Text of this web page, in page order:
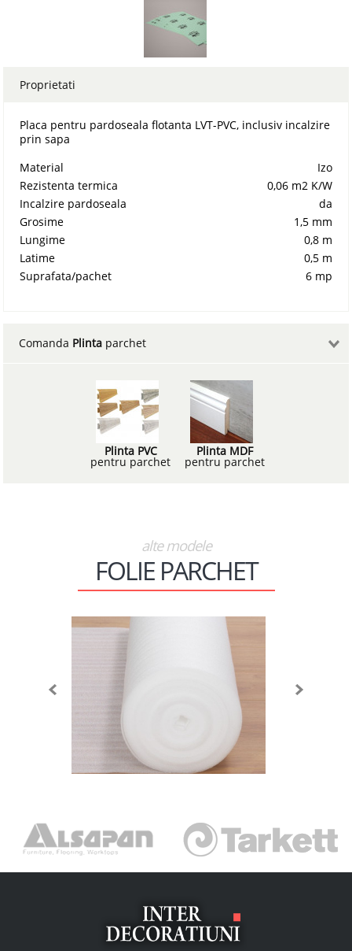
Proprietati
Placa pentru pardoseala flotanta LVT-PVC, inclusiv incalzire
prin sapa
Material
Izo
Rezistenta termica
0,06 m2 K/W
Incalzire pardoseala
da
Grosime
1,5 mm
Lungime
0,8 m
Latime
0,5 m
Suprafata/pachet
6 mp
Comanda Plinta parchet
Plinta PVC
pentru parchet
Plinta MDF
pentru parchet
alte modele
FOLIE PARCHET